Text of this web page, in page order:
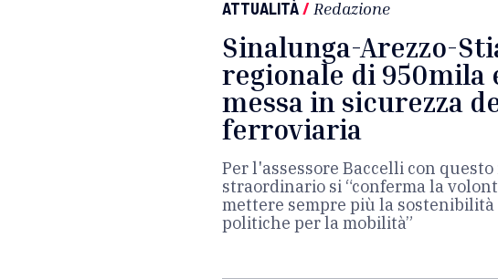
ATTUALITÀ/ Redazione
Sinalunga-Arezzo-
regionale di 950mila
messa in sicurezza
ferroviaria
Per l'assessore Baccelli con
straordinario si “conferma la
mettere sempre più la
politiche per la mobilità”